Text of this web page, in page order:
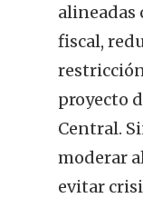
alineadas
fiscal,
proyecto
Central.
moderar
evitar